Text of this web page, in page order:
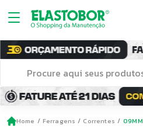
Home Ferragens Correntes 09MM